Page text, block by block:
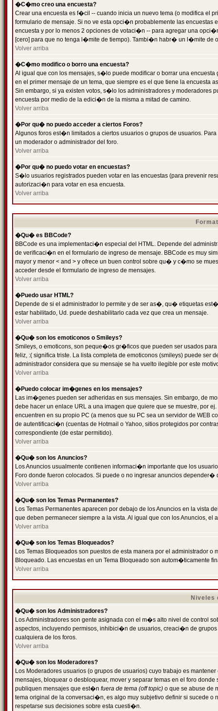
�C�mo creo una encuesta?
Crear una encuesta es f�cil -- cuando inicia un nuevo tema (o modifica el
formulario de mensaje. Si no ve esta opci�n probablemente las
encuesta y por lo menos 2 opciones de votaci�n -- para agregar una
[cero] para que no tenga l�mite de tiempo). Tambi�n habr� un l�mite de
Volver arriba
�C�mo modifico o borro una encuesta?
Al igual que con los mensajes, s�lo puede modificar o borrar una
en el primer mensaje de un tema, que siempre es el que tiene la encuesta
Sin embargo, si ya existen votos, s�lo los administradores y moderadores
encuesta por medio de la edici�n de la misma a mitad de camino.
Volver arriba
�Por qu� no puedo acceder a ciertos Foros?
Algunos foros est�n limitados a ciertos usuarios o grupos de usuarios.
un moderador o administrador del foro.
Volver arriba
�Por qu� no puedo votar en encuestas?
S�lo usuarios registrados pueden votar en las encuestas (para prevenir
autorizaci�n para votar en esa encuesta.
Volver arriba
�Qu� es BBCode?
BBCode es una implementaci�n especial del HTML. Depende del
de verificaci�n en el formulario de ingreso de mensaje. BBCode es muy
mayor y menor < and > y ofrece un buen control sobre qu� y c�mo se
acceder desde el formulario de ingreso de mensajes.
Volver arriba
�Puedo usar HTML?
Depende de si el administrador lo permite y de ser as�, qu� etiquetas
estar habilitado, Ud. puede deshabilitarlo cada vez que crea un mensaje.
Volver arriba
�Qu� son los emoticonos o Smileys?
Smileys, o emoticons, son peque�os gr�ficos que pueden ser usados
feliz, :( significa triste. La lista completa de emoticonos (smileys) puede
administrador considera que su mensaje se ha vuelto ilegible por este
Volver arriba
�Puedo colocar im�genes en los mensajes?
Las im�genes pueden ser adheridas en sus mensajes. Sin embargo, de
debe hacer un enlace URL a una imagen que quiere que se muestre, por
encuentren en su propio PC (a menos que su PC sea un servidor de
de autentificaci�n (cuentas de Hotmail o Yahoo, sitios protegidos por
correspondiente (de estar permitido).
Volver arriba
�Qu� son los Anuncios?
Los Anuncios usualmente contienen informaci�n importante que los
Foro donde fueron colocados. Si puede o no ingresar anuncios
Volver arriba
�Qu� son los Temas Permanentes?
Los Temas Permanentes aparecen por debajo de los Anuncios en la
que deben permanecer siempre a la vista. Al igual que con los Anuncios,
Volver arriba
�Qu� son los Temas Bloqueados?
Los Temas Bloqueados son puestos de esta manera por el administrador
Bloqueado. Las encuestas en un Tema Bloqueado son autom�ticamente
Volver arriba
Niveles
�Qu� son los Administradores?
Los Administradores son gente asignada con el m�s alto nivel de control
aspectos, incluyendo permisos, inhibici�n de usuarios, creaci�n de
cualquiera de los foros.
Volver arriba
�Qu� son los Moderadores?
Los Moderadores usuarios (o grupos de usuarios) cuyo trabajo es
mensajes, bloquear o desbloquear, mover y separar temas en el foro
publiquen mensajes que est�n fuera de tema (off topic) o que se abuse de
tema original de la conversaci�n, es algo muy subjetivo definir si sucede
respetarse sus decisiones sobre esta cuesti�n.